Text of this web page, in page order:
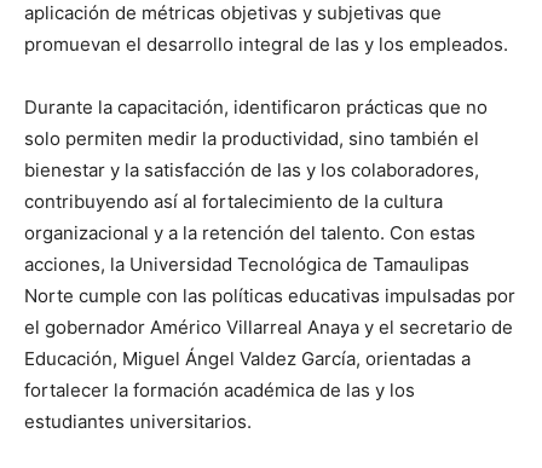
aplicación de métricas objetivas y subjetivas que
promuevan el desarrollo integral de las y los empleados.
Durante la capacitación, identificaron prácticas que no
solo permiten medir la productividad, sino también el
bienestar y la satisfacción de las y los colaboradores,
contribuyendo así al fortalecimiento de la cultura
organizacional y a la retención del talento. Con estas
acciones, la Universidad Tecnológica de Tamaulipas
Norte cumple con las políticas educativas impulsadas por
el gobernador Américo Villarreal Anaya y el secretario de
Educación, Miguel Ángel Valdez García, orientadas a
fortalecer la formación académica de las y los
estudiantes universitarios.